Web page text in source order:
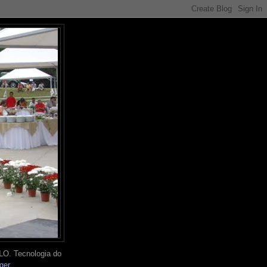
Tecnologia do
.